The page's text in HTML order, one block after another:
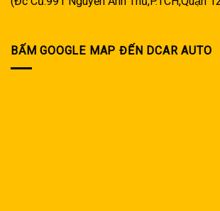
BẤM GOOGLE MAP ĐẾN DCAR AUTO